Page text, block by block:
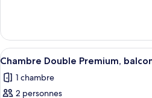
chambre :
Appartement
Classique,
non-
fumeurs
le
type
de
Appartement
Classique,
Afficher
toutes
les
3
Chambre Double Premium,
1 chambre
2 personnes